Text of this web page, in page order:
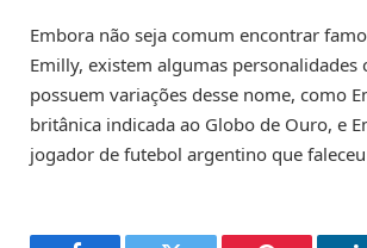
Embora não seja comum encontrar
Emilly, existem algumas personalidades
possuem variações desse nome, como
britânica indicada ao Globo de Ouro, e
jogador de futebol argentino que